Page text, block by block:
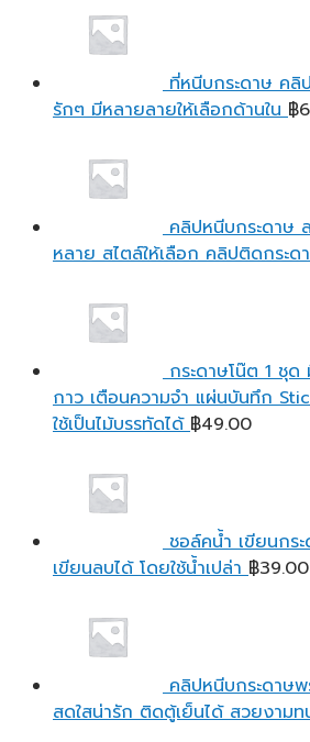
ที่หนีบกระดาษ คลิ
รักๆ มีหลายลายให้เลือกด้านใน ฿
คลิปหนีบกระดาษ
หลาย สไตล์ให้เลือก คลิปติดกระด
กระดาษโน๊ต 1 ชุ
กาว เตือนความจํา แผ่นบันทึก
ใช้เป็นไม้บรรทัดได้ ฿49.00
ชอล์คน้ำ เขียนกร
เขียนลบได้ โดยใช้น้ำเปล่า ฿39.00
คลิปหนีบกระดาษ
สดใสน่ารัก ติดตู้เย็นได้ สวยงามท